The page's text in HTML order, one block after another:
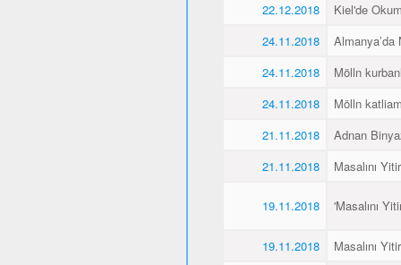
22.12.2018
Kiel'de
24.11.2018
Almanya’da
24.11.2018
Mölln
24.11.2018
Mölln
21.11.2018
Adnan
21.11.2018
Masalını
19.11.2018 'Masalını
19.11.2018
Masalını